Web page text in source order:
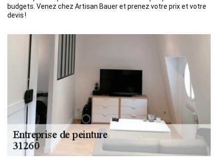
budgets. Venez chez Artisan Bauer et prenez votre prix et votre
devis !